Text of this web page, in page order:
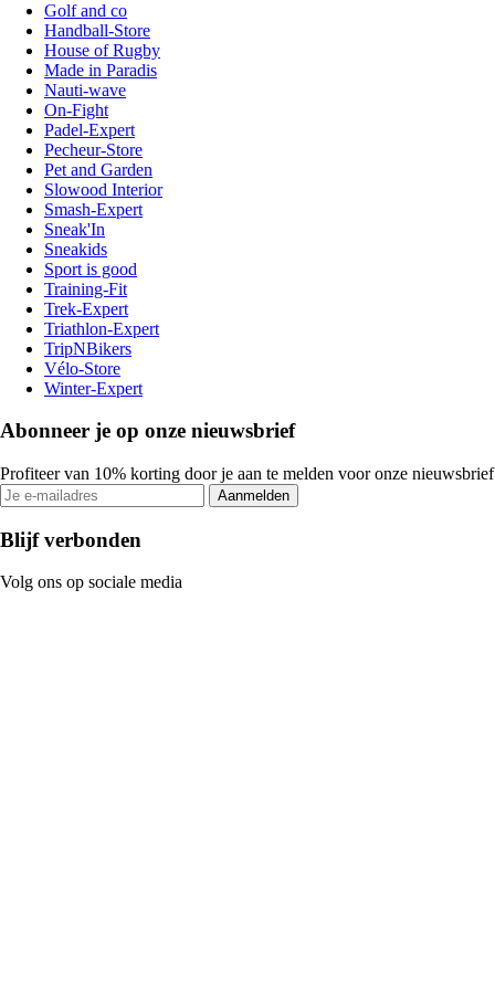
Golf and co
Handball-Store
House of Rugby
Made in Paradis
Nauti-wave
On-Fight
Padel-Expert
Pecheur-Store
Pet and Garden
Slowood Interior
Smash-Expert
Sneak'In
Sneakids
Sport is good
Training-Fit
Trek-Expert
Triathlon-Expert
TripNBikers
Vélo-Store
Winter-Expert
Abonneer je op onze nieuwsbrief
Profiteer van 10% korting door je aan te melden voor onze nieuwsbrief
Aanmelden
Blijf verbonden
Volg ons op sociale media